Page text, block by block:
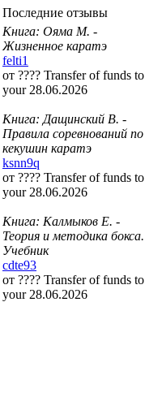
Последние отзывы
Книга: Ояма М. -
Жизненное каратэ
felti1
от ???? Transfer of funds to
your 28.06.2026
Книга: Дащинский В. -
Правила соревнований по
кекушин каратэ
ksnn9q
от ???? Transfer of funds to
your 28.06.2026
Книга: Калмыков Е. -
Теория и методика бокса.
Учебник
cdte93
от ???? Transfer of funds to
your 28.06.2026